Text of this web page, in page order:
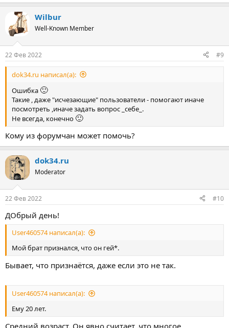
ц
и
Wilbur
Well-Known Member
22 Фев 2022 #9
dok34.ru написал(а):
Ошибка 🙂
Такие , даже "исчезающие" пользователи - помогают иначе
посмотреть ,иначе задать вопрос _себе_.
Не всегда, конечно 🙂
Кому из форумчан может помочь?
dok34.ru
Moderator
22 Фев 2022 #10
ДОбрый день!
User460574 написал(а):
Мой брат признался, что он гей*.
Бывает, что признаётся, даже если это не так.
User460574 написал(а):
Ему 20 лет.
Средний возраст. Он явно считает ,что многое